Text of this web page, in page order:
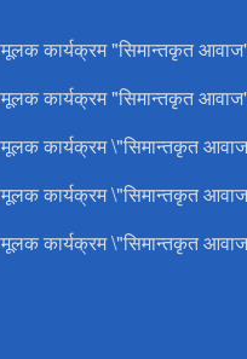
कार्यक्रम "सिमान्तकृत
कार्यक्रम "सिमान्तकृत
कार्यक्रम \"सिमान्तकृत
कार्यक्रम \"सिमान्तकृत
कार्यक्रम \"सिमान्तकृत